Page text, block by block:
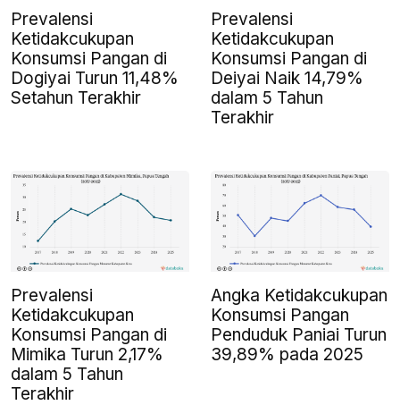
Prevalensi
Ketidakcukupan
Konsumsi Pangan di
Dogiyai Turun 11,48%
Setahun Terakhir
Prevalensi
Ketidakcukupan
Konsumsi Pangan di
Deiyai Naik 14,79%
dalam 5 Tahun
Terakhir
Prevalensi
Ketidakcukupan
Konsumsi Pangan di
Mimika Turun 2,17%
dalam 5 Tahun
Terakhir
Angka Ketidakcukupan
Konsumsi Pangan
Penduduk Paniai Turun
39,89% pada 2025